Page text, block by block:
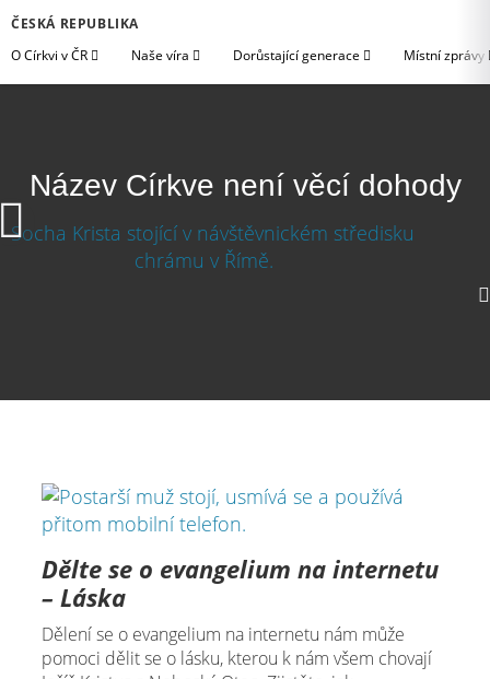
ČESKÁ REPUBLIKA
O Církvi v ČR
Naše víra Dorůstající generace Místní zprávy
Název Církve není věcí dohody
Dělte se o evangelium na internetu
– Láska
Dělení se o evangelium na internetu nám může
pomoci dělit se o lásku, kterou k nám všem chovají